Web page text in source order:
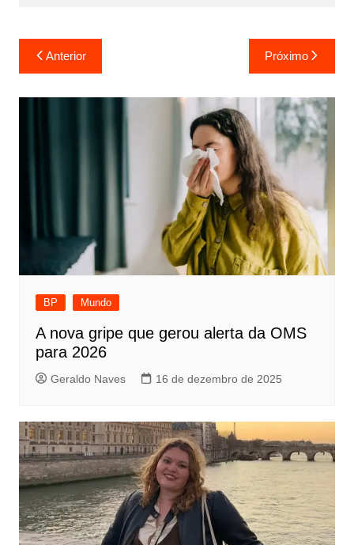
Navegação
de
Post
Anterior Próximo
BP Mundo
A nova gripe que gerou alerta da OMS
para 2026
Geraldo Naves 16 de dezembro de 2025